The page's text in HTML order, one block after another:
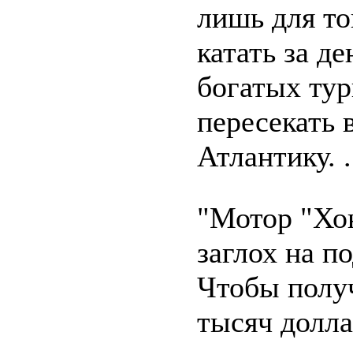
лишь для
катать за
богатых
пересекать
Атлантику.
"Мотор
заглох на
Чтобы
тысяч